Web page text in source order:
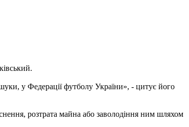
у Федерації футболу України», - цитує його
розтрата майна або заволодіння ним шляхом